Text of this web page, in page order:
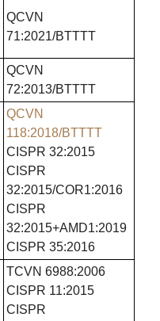
QCVN
71:2021/BTTTT
QCVN
72:2013/BTTTT
QCVN
118:2018/BTTTT
CISPR 32:2015
CISPR
32:2015/COR1:2016
CISPR
32:2015+AMD1:2019
CISPR 35:2016
TCVN 6988:2006
CISPR 11:2015
CISPR